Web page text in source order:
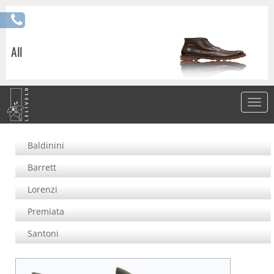
All
Baldinini
Barrett
Lorenzi
Premiata
Santoni